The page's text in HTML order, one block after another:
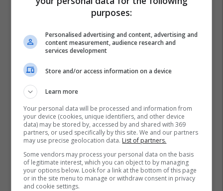
Juventus Barcelona Atletico Madrid
Monaco
Lille
Crvena Zvezda
Feyenoord Rotterdam
Liga E Kampionëve
Man City
Bologna
Sparta Pragë
Stuttgart
Young Boys Bern
Borussia Dortmund
purposes:
Personalised advertising and content, advertising and
content measurement, audience research and
services development
Store and/or access information on a device
Learn more
Your personal data will be processed and information from
your device (cookies, unique identifiers, and other device
data) may be stored by, accessed by and shared with 369
partners, or used specifically by this site. We and our partners
may use precise geolocation data. List of partners.
Some vendors may process your personal data on the basis
of legitimate interest, which you can object to by managing
your options below. Look for a link at the bottom of this page
or in the site menu to manage or withdraw consent in privacy
and cookie settings.